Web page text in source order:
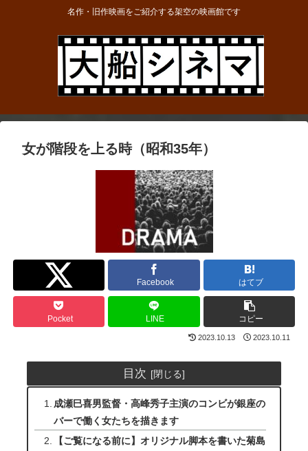
名作・旧作映画をご紹介する架空の映画館です
女が階段を上る時（昭和35年）
Twitter
Facebook はてブ
Pocket LINE コピー
2023.10.13 2023.10.11
目次
成瀬巳喜男監督・高峰秀子主演のコンビが銀座の
バーで働く女たちを描きます
【ご覧になる前に】オリジナル脚本を書いた菊島